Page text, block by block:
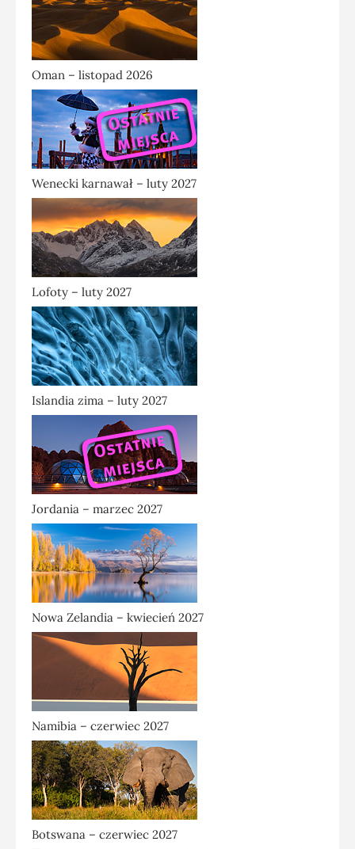
Oman – listopad 2026
Wenecki karnawał – luty 2027
Lofoty – luty 2027
Islandia zima – luty 2027
Jordania – marzec 2027
Nowa Zelandia – kwiecień 2027
Namibia – czerwiec 2027
Botswana – czerwiec 2027